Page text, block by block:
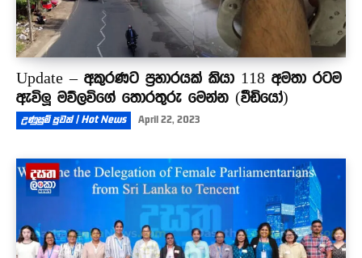
Update – අකුරණට ප්‍රහාරයක් කියා 118 අමතා රටම
ඇවිලූ මව්ලවිගේ තොරතුරු මෙන්න (වීඩියෝ)
උණුසුම් පුවත් | Hot News April 22, 2023